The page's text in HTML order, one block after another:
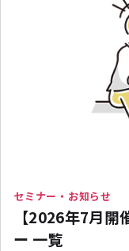
セミナー・お知らせ
【2026年7月
ー 一覧